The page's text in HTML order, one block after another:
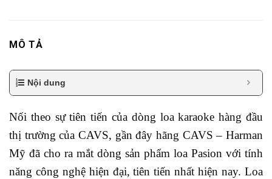
MÔ TẢ
Nội dung
Nối theo sự tiên tiến của dòng loa karaoke hàng đầu
thị trường của CAVS, gần đây hãng CAVS – Harman
Mỹ đã cho ra mắt dòng sản phẩm loa Pasion với tính
năng công nghệ hiện đại, tiên tiến nhất hiện nay. Loa